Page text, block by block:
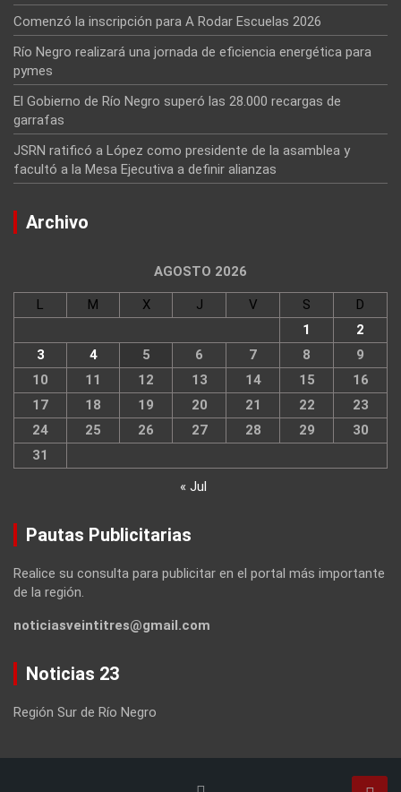
Comenzó la inscripción para A Rodar Escuelas 2026
Río Negro realizará una jornada de eficiencia energética para
pymes
El Gobierno de Río Negro superó las 28.000 recargas de
garrafas
JSRN ratificó a López como presidente de la asamblea y
facultó a la Mesa Ejecutiva a definir alianzas
Archivo
AGOSTO 2026
L M X J V S
D
1
2
3
4 5 6 7 8
9
10
11 12 13 14 15
16
17
18 19 20 21 22
23
24
25 26 27 28 29
30
31
« Jul
Pautas Publicitarias
Realice su consulta para publicitar en el portal más importante
de la región.
noticiasveintitres@gmail.com
Noticias 23
Región Sur de Río Negro